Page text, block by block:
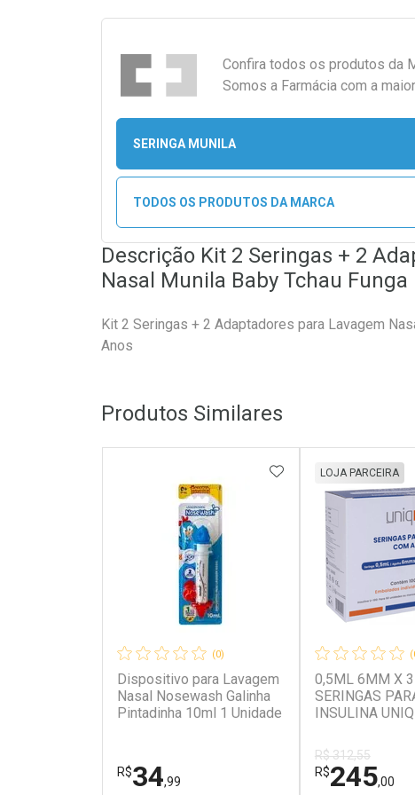
Confira todos os produtos da
Somos a Farmácia com a
SERINGA MUNILA
TODOS OS PRODUTOS DA MARCA
Descrição Kit 2 Seringas + 2
Nasal Munila Baby Tchau Funga
Kit 2 Seringas + 2 Adaptadores para Lavagem
Anos
Produtos Similares
(0)
Dispositivo para Lavagem
Nasal Nosewash Galinha
Pintadinha 10ml 1 Unidade
R$34,99
ADICIONAR AOS
0,5ML 6MM X
SERINGAS
INSULINA
LOJA PARCEIRA
R$ 312,55
R$245,00